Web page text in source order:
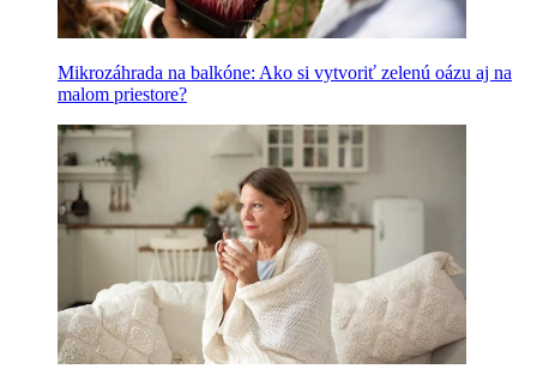
Mikrozáhrada na balkóne: Ako si vytvoriť zelenú oázu aj na
malom priestore?